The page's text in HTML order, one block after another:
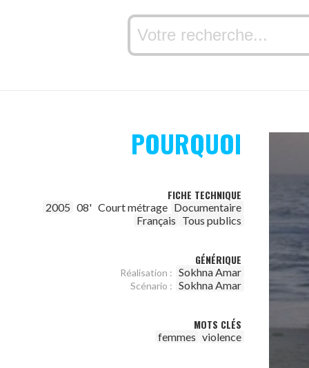
POURQUOI
FICHE TECHNIQUE
2005 08' Court métrage Documentaire
Français Tous publics
GÉNÉRIQUE
Réalisation : Sokhna Amar
Scénario : Sokhna Amar
MOTS CLÉS
femmes violence